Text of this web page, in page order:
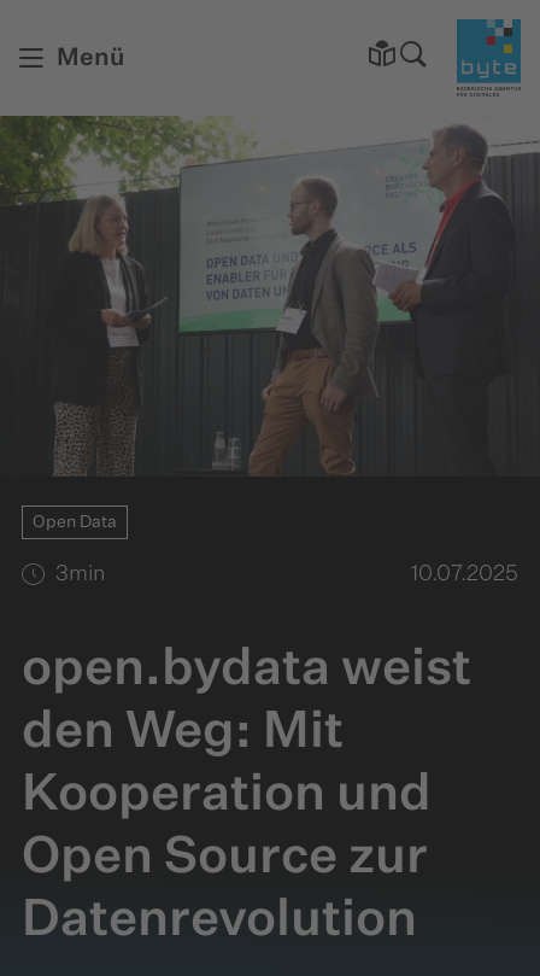
Menü
Open Data
3min 10.07.2025
open.bydata weist
den Weg: Mit
Kooperation und
Open Source zur
Datenrevolution